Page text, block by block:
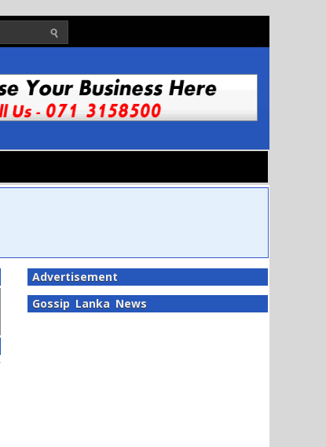
Advertisement
Gossip Lanka News